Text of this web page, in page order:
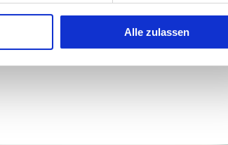
Alle zulassen